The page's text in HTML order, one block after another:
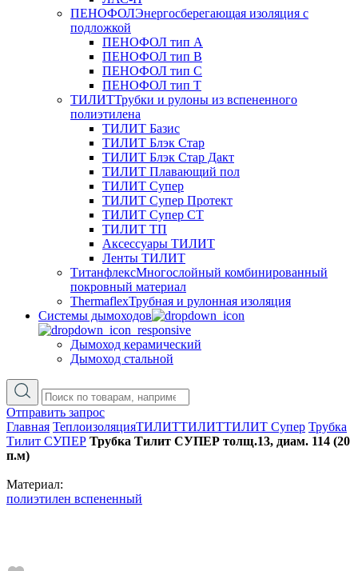
ПЕНОФОЛЭнергосберегающая изоляция с
подложкой
ПЕНОФОЛ тип А
ПЕНОФОЛ тип B
ПЕНОФОЛ тип C
ПЕНОФОЛ тип T
ТИЛИТТрубки и рулоны из вспененного
полиэтилена
ТИЛИТ Базис
ТИЛИТ Блэк Стар
ТИЛИТ Блэк Стар Дакт
ТИЛИТ Плавающий пол
ТИЛИТ Супер
ТИЛИТ Супер Протект
ТИЛИТ Супер СТ
ТИЛИТ ТП
Аксессуары ТИЛИТ
Ленты ТИЛИТ
ТитанфлексМногослойный комбинированный
покровный материал
ThermaflexТрубная и рулонная изоляция
Cистемы дымоходов
Дымоход керамический
Дымоход стальной
Отправить запрос
Главная ТеплоизоляцияТИЛИТТИЛИТТИЛИТ Супер Трубка
Тилит СУПЕР Трубка Тилит СУПЕР толщ.13, диам. 114 (20
п.м)
Материал:
полиэтилен вспененный